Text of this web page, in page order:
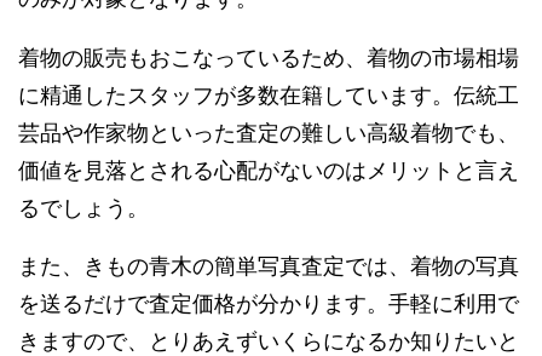
着物の販売もおこなっているため、着物の市場相場
に精通したスタッフが多数在籍しています。伝統工
芸品や作家物といった査定の難しい高級着物でも、
価値を見落とされる心配がないのはメリットと言え
るでしょう。
また、きもの青木の簡単写真査定では、着物の写真
を送るだけで査定価格が分かります。手軽に利用で
きますので、とりあえずいくらになるか知りたいと